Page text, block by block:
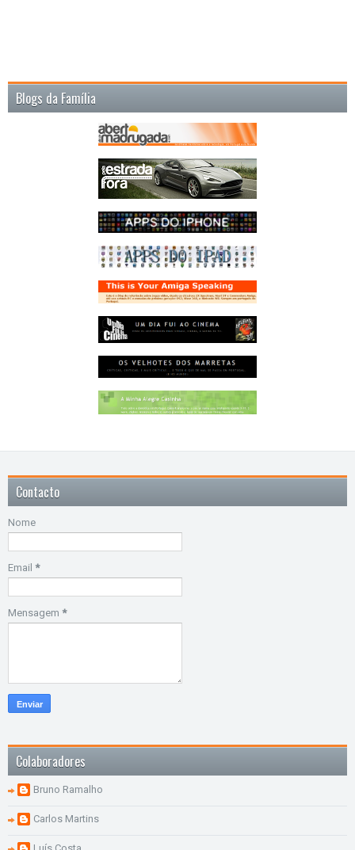
Blogs da Família
Contacto
Nome
Email *
Mensagem *
Colaboradores
Bruno Ramalho
Carlos Martins